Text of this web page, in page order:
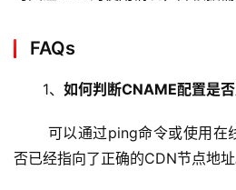
x
FAQs
1、 如何判断CNAME配置是否
否已经指向了正确的CDN节点地址